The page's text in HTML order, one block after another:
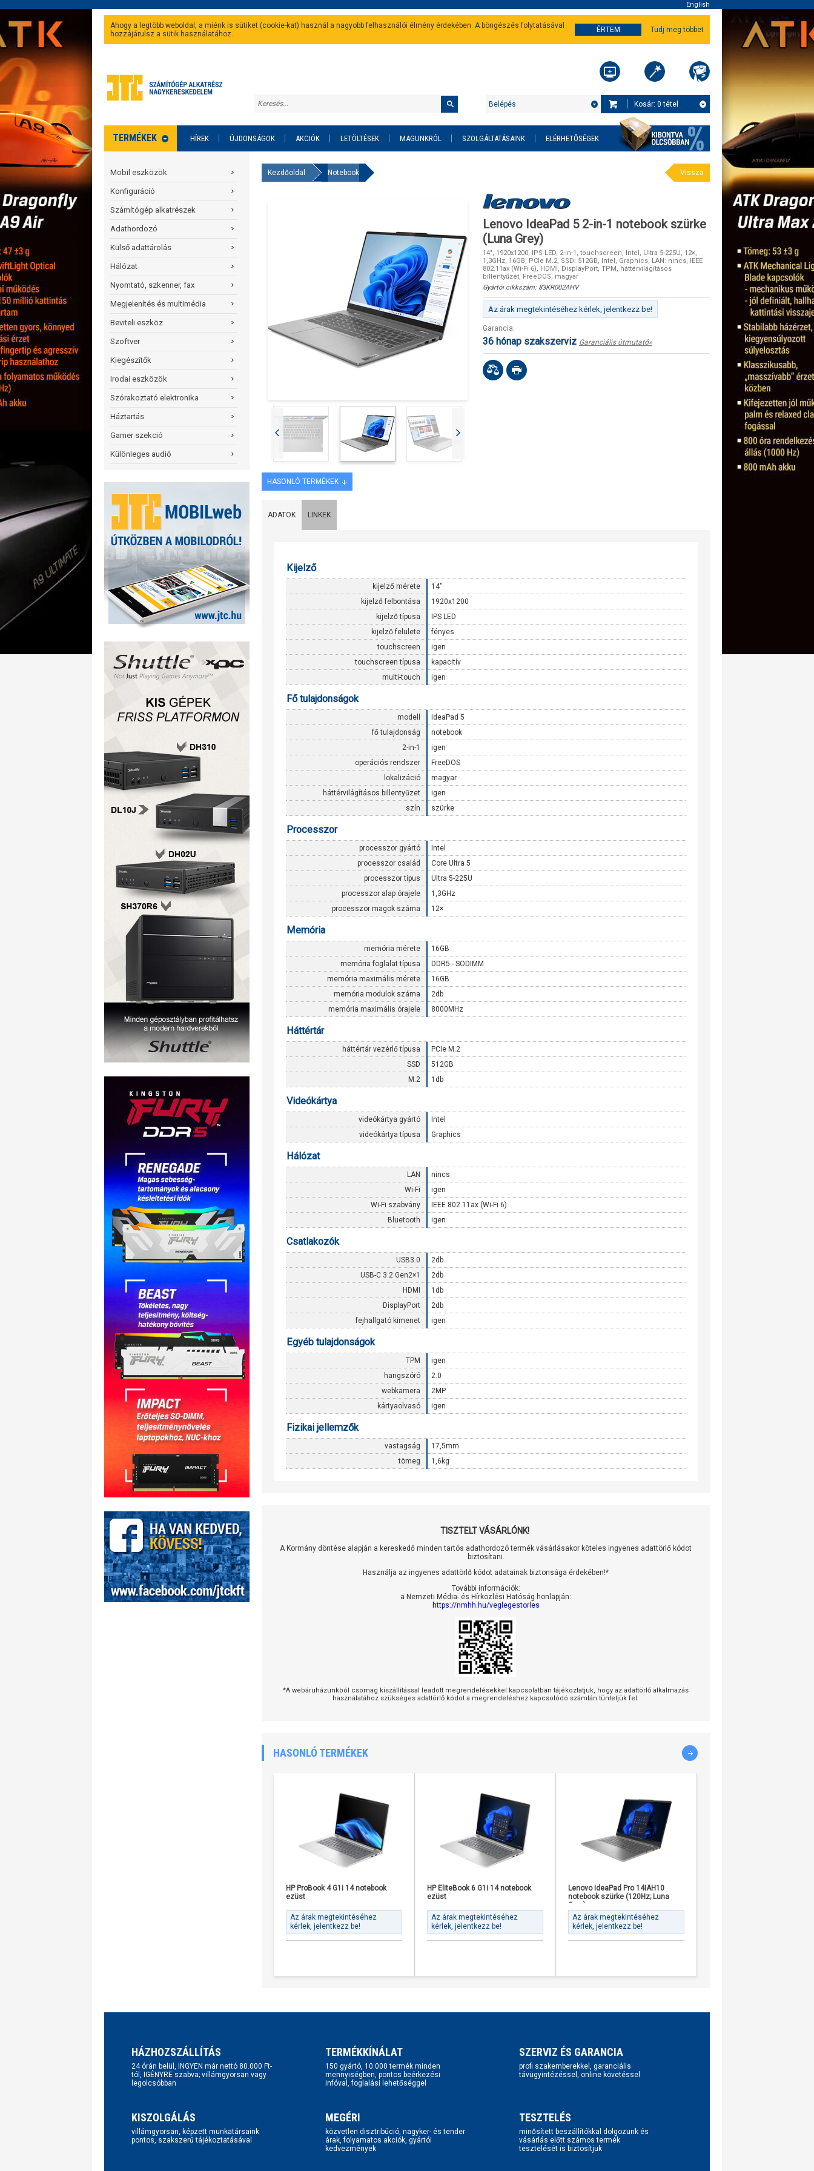
English
Ahogy a legtöbb weboldal, a miénk is sütiket (cookie-kat) használ a nagyobb felhasználói élmény érdekében. A böngészés folytatásával
hozzájárulsz a sütik használatához.
ÉRTEM Tudj meg többet
Kosár: 0 tétel
Belépés
TERMÉKEK HÍREK ÚJDONSÁGOK AKCIÓK LETÖLTÉSEK MAGUNKRÓL SZOLGÁLTATÁSAINK ELÉRHETŐSÉGEK
Mobil eszközök
Konfiguráció
Számítógép alkatrészek
Adathordozó
Külső adattárolás
Hálózat
Nyomtató, szkenner, fax
Megjelenítés és multimédia
Beviteli eszköz
Szoftver
Kiegészítők
Irodai eszközök
Szórakoztató elektronika
Háztartás
Gamer szekció
Különleges audió
Kezdőoldal Notebook Vissza
Lenovo IdeaPad 5 2-in-1 notebook szürke
(Luna Grey)
14", 1920x1200, IPS LED, 2-in-1, touchscreen, Intel, Ultra 5-225U, 12×,
1,3GHz, 16GB, PCIe M.2, SSD: 512GB, Intel, Graphics, LAN: nincs, IEEE
802.11ax (Wi-Fi 6), HDMI, DisplayPort, TPM, háttérvilágításos
billentyűzet, FreeDOS, magyar
Gyártói cikkszám: 83KR002AHV
Az árak megtekintéséhez kérlek, jelentkezz be!
Garancia:
36 hónap szakszerviz Garanciális útmutató»
HASONLÓ TERMÉKEK
ADATOK LINKEK
Kijelző
kijelző mérete
14"
kijelző felbontása
1920x1200
kijelző típusa
IPS LED
kijelző felülete
fényes
touchscreen
igen
touchscreen típusa
kapacitív
multi-touch
igen
Fő tulajdonságok
modell
IdeaPad 5
fő tulajdonság
notebook
2-in-1
igen
operációs rendszer
FreeDOS
lokalizáció
magyar
háttérvilágításos billentyűzet
igen
szín
szürke
Processzor
processzor gyártó
Intel
processzor család
Core Ultra 5
processzor típus
Ultra 5-225U
processzor alap órajele
1,3GHz
processzor magok száma
12×
Memória
memória mérete
16GB
memória foglalat típusa
DDR5 - SODIMM
memória maximális mérete
16GB
memória modulok száma
2db
memória maximális órajele
8000MHz
Háttértár
háttértár vezérlő típusa
PCIe M.2
SSD
512GB
M.2
1db
Videókártya
videókártya gyártó
Intel
videókártya típusa
Graphics
Hálózat
LAN
nincs
Wi-Fi
igen
Wi-Fi szabvány
IEEE 802.11ax (Wi-Fi 6)
Bluetooth
igen
Csatlakozók
USB3.0
2db
USB-C 3.2 Gen2×1
2db
HDMI
1db
DisplayPort
2db
fejhallgató kimenet
igen
Egyéb tulajdonságok
TPM
igen
hangszóró
2.0
webkamera
2MP
kártyaolvasó
igen
Fizikai jellemzők
vastagság
17,5mm
tömeg
1,6kg
TISZTELT VÁSÁRLÓNK!
A Kormány döntése alapján a kereskedő minden tartós adathordozó termék vásárlásakor köteles ingyenes adattörlő kódot
biztosítani.
Használja az ingyenes adattörlő kódot adatainak biztonsága érdekében!*
További információk:
a Nemzeti Média- és Hírközlési Hatóság honlapján:
https://nmhh.hu/veglegestorles
*A webáruházunkból csomag kiszállítással leadott megrendelésekkel kapcsolatban tájékoztatjuk, hogy az adattörlő alkalmazás
használatához szükséges adattörlő kódot a megrendeléshez kapcsolódó számlán tüntetjük fel.
HASONLÓ TERMÉKEK
HP ProBook 4 G1i 14 notebook
ezüst
Az árak megtekintéséhez
kérlek, jelentkezz be!
HP EliteBook 6 G1i 14 notebook
ezüst
Az árak megtekintéséhez
kérlek, jelentkezz be!
Lenovo IdeaPad Pro 14IAH10
notebook szürke (120Hz; Luna
Grey)
Az árak megtekintéséhez
kérlek, jelentkezz be!
HÁZHOZSZÁLLÍTÁS
24 órán belül, INGYEN már nettó 80.000 Ft-
tól, IGÉNYRE szabva; villámgyorsan vagy
legolcsóbban
TERMÉKKÍNÁLAT
150 gyártó, 10.000 termék minden
mennyiségben, pontos beérkezési
infóval, foglalási lehetőséggel
SZERVIZ ÉS GARANCIA
profi szakemberekkel, garanciális
távügyintézéssel, online követéssel
KISZOLGÁLÁS
villámgyorsan, képzett munkatársaink
pontos, szakszerű tájékoztatásával
MEGÉRI
közvetlen disztribúció, nagyker- és tender
árak, folyamatos akciók, gyártói
kedvezmények
TESZTELÉS
minősített beszállítókkal dolgozunk és
vásárlás előtt számos termék
tesztelését is biztosítjuk